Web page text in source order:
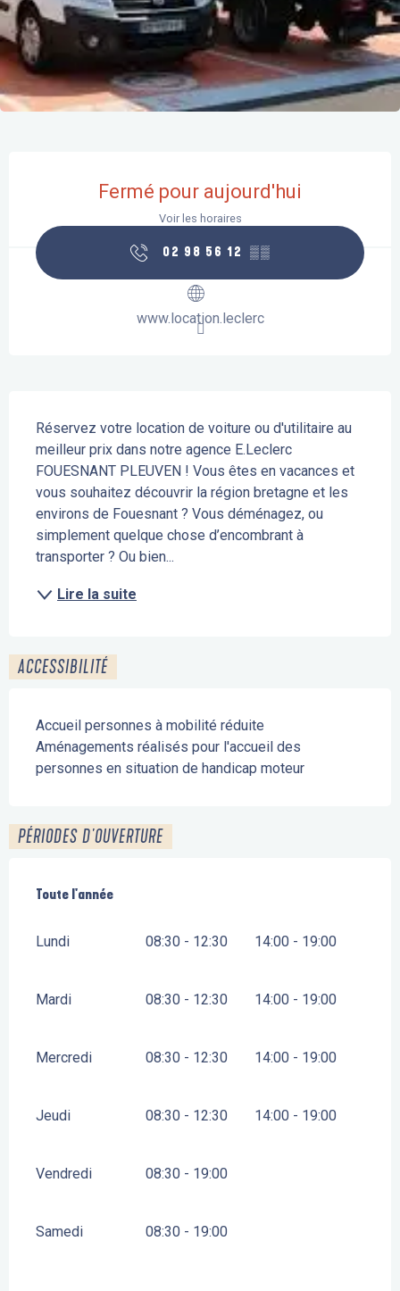
Fermé pour aujourd'hui
Voir les horaires
02 98 56 12 ▒▒
www.location.leclerc
Réservez votre location de voiture ou d'utilitaire au
meilleur prix dans notre agence E.Leclerc
FOUESNANT PLEUVEN ! Vous êtes en vacances et
vous souhaitez découvrir la région bretagne et les
environs de Fouesnant ? Vous déménagez, ou
simplement quelque chose d’encombrant à
transporter ? Ou bien...
Lire la suite
ACCESSIBILITÉ
Accueil personnes à mobilité réduite
Aménagements réalisés pour l'accueil des
personnes en situation de handicap moteur
PÉRIODES D'OUVERTURE
Toute l'année
Toute l'année
Lundi 08:30 - 12:30 14:00 - 19:00
Mardi 08:30 - 12:30 14:00 - 19:00
Mercredi 08:30 - 12:30 14:00 - 19:00
Jeudi 08:30 - 12:30 14:00 - 19:00
Vendredi 08:30 - 19:00
Samedi 08:30 - 19:00